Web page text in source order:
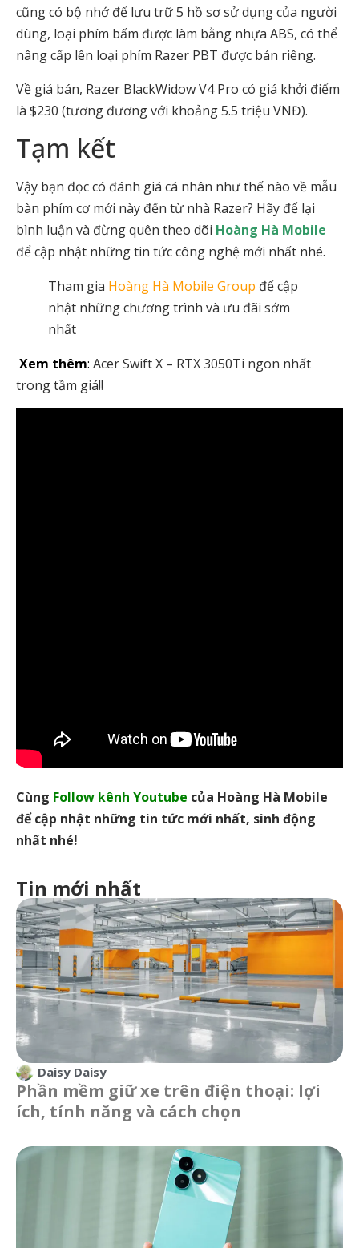
cũng có bộ nhớ để lưu trữ 5 hồ sơ sử dụng của người
dùng, loại phím bấm được làm bằng nhựa ABS, có thể
nâng cấp lên loại phím Razer PBT được bán riêng.
Về giá bán, Razer BlackWidow V4 Pro có giá khởi điểm
là $230 (tương đương với khoảng 5.5 triệu VNĐ).
Tạm kết
Vậy bạn đọc có đánh giá cá nhân như thế nào về mẫu
bàn phím cơ mới này đến từ nhà Razer? Hãy để lại
bình luận và đừng quên theo dõi Hoàng Hà Mobile
để cập nhật những tin tức công nghệ mới nhất nhé.
Tham gia Hoàng Hà Mobile Group để cập
nhật những chương trình và ưu đãi sớm
nhất
Xem thêm: Acer Swift X – RTX 3050Ti ngon nhất
trong tầm giá!!
Cùng Follow kênh Youtube của Hoàng Hà Mobile
để cập nhật những tin tức mới nhất, sinh động
nhất nhé!
Tin mới nhất
Daisy Daisy
Phần mềm giữ xe trên điện thoại: lợi
ích, tính năng và cách chọn